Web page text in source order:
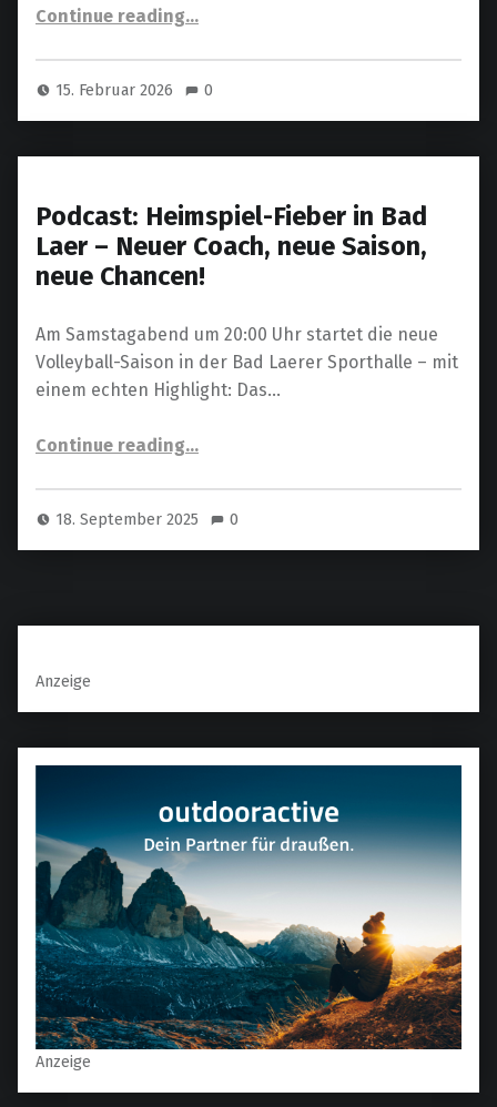
Continue reading“Kölner Karnevalsrausch oder Bad Laerscher Dominanz? 3:0-Heimsieg sorgt für Aufsehen”
…
15. Februar 2026 0
Podcast: Heimspiel-Fieber in Bad
Laer – Neuer Coach, neue Saison,
neue Chancen!
Am Samstagabend um 20:00 Uhr startet die neue
Volleyball-Saison in der Bad Laerer Sporthalle – mit
einem echten Highlight: Das…
Continue reading“Podcast: Heimspiel-Fieber in Bad Laer – Neuer Coach, neue Saison, neue Chancen!”
…
18. September 2025 0
Anzeige
Anzeige